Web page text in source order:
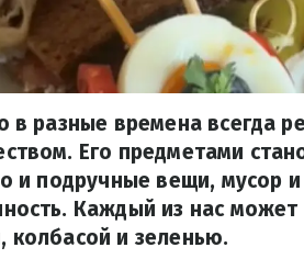
в разные времена всегда
Его предметами
и подручные вещи, мусор
Каждый из нас
колбасой и зеленью.